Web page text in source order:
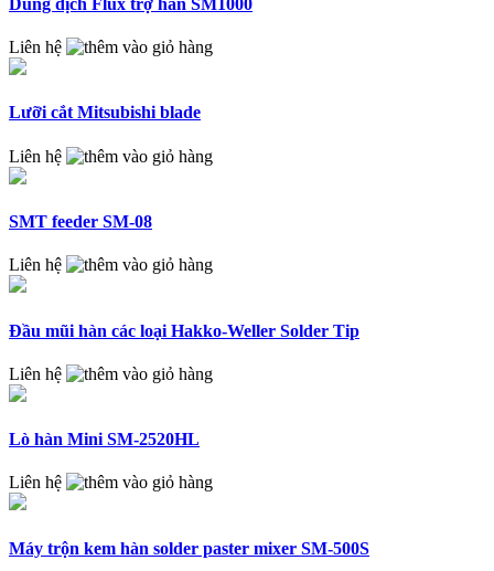
Dung dịch Flux trợ hàn SM1000
Liên hệ
Lưỡi cắt Mitsubishi blade
Liên hệ
SMT feeder SM-08
Liên hệ
Đầu mũi hàn các loại Hakko-Weller Solder Tip
Liên hệ
Lò hàn Mini SM-2520HL
Liên hệ
Máy trộn kem hàn solder paster mixer SM-500S